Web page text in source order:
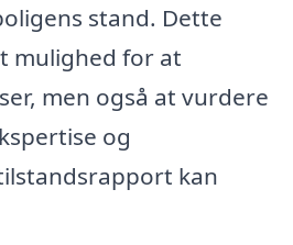
stand. Dette
mulighed for at
men også at vurdere
og
kan